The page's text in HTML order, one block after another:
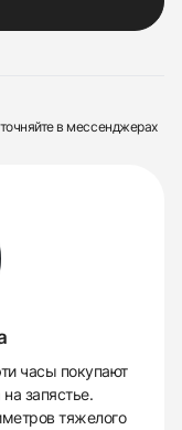
в мессенджерах
часы покупают
запястье.
тяжелого